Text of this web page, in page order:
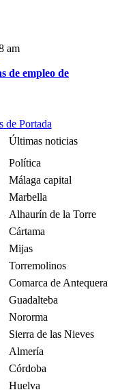
am
de empleo de
de Portada
Últimas noticias
Política
Málaga capital
Marbella
Alhaurín de la Torre
Cártama
Mijas
Torremolinos
Comarca de Antequera
Guadalteba
Nororma
Sierra de las Nieves
Almería
Córdoba
Huelva